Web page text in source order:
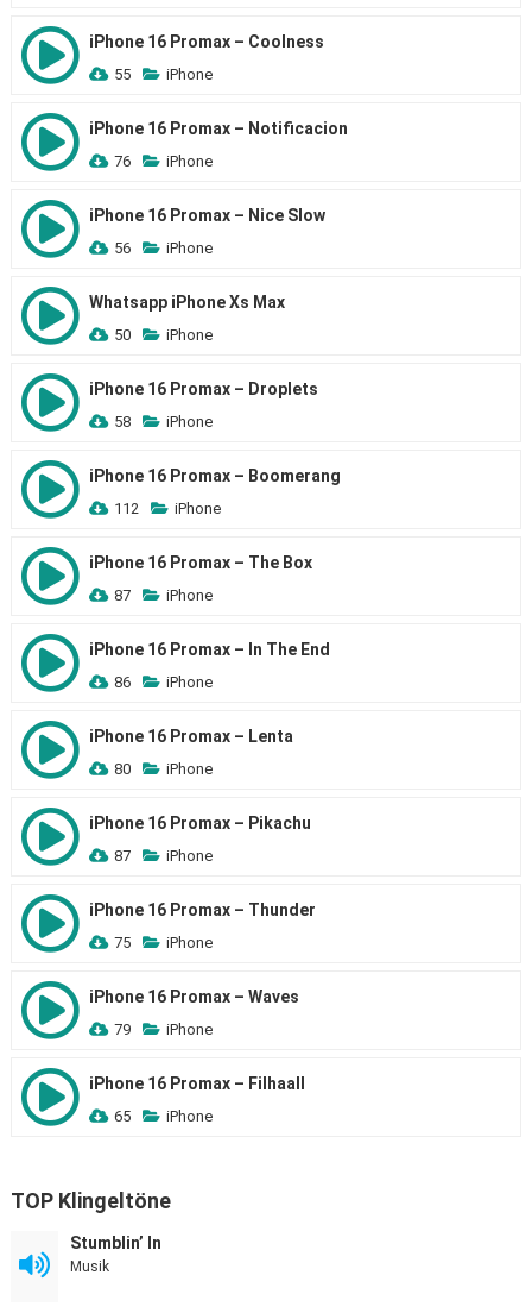
iPhone 16 Promax – Coolness
55 iPhone
iPhone 16 Promax – Notificacion
76 iPhone
iPhone 16 Promax – Nice Slow
56 iPhone
Whatsapp iPhone Xs Max
50 iPhone
iPhone 16 Promax – Droplets
58 iPhone
iPhone 16 Promax – Boomerang
112 iPhone
iPhone 16 Promax – The Box
87 iPhone
iPhone 16 Promax – In The End
86 iPhone
iPhone 16 Promax – Lenta
80 iPhone
iPhone 16 Promax – Pikachu
87 iPhone
iPhone 16 Promax – Thunder
75 iPhone
iPhone 16 Promax – Waves
79 iPhone
iPhone 16 Promax – Filhaall
65 iPhone
TOP Klingeltöne
Stumblin’ In
Musik